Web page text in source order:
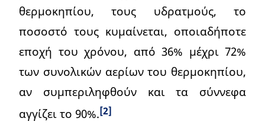
θερμοκηπίου, τους υδρατμούς, το
ποσοστό τους κυμαίνεται, οποιαδήποτε
εποχή του χρόνου, από 36% μέχρι 72%
των συνολικών αερίων του θερμοκηπίου,
αν συμπεριληφθούν και τα σύννεφα
αγγίζει το 90%.[2]